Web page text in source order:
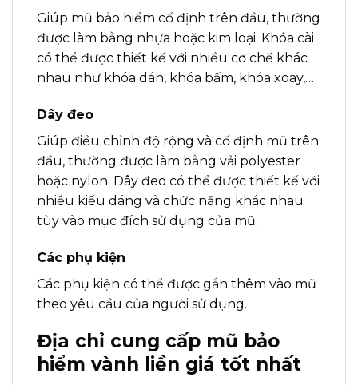
Giúp mũ bảo hiểm cố định trên đầu, thường
được làm bằng nhựa hoặc kim loại. Khóa cài
có thể được thiết kế với nhiều cơ chế khác
nhau như khóa dán, khóa bấm, khóa xoay,…
Dây đeo
Giúp điều chỉnh độ rộng và cố định mũ trên
đầu, thường được làm bằng vải polyester
hoặc nylon. Dây đeo có thể được thiết kế với
nhiều kiểu dáng và chức năng khác nhau
tùy vào mục đích sử dụng của mũ.
Các phụ kiện
Các phụ kiện có thể được gắn thêm vào mũ
theo yêu cầu của người sử dụng.
Địa chỉ cung cấp mũ bảo
hiểm vành liền giá tốt nhất